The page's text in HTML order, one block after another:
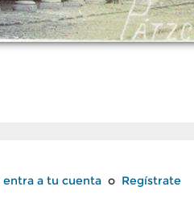
entra a tu cuenta o Regístrate